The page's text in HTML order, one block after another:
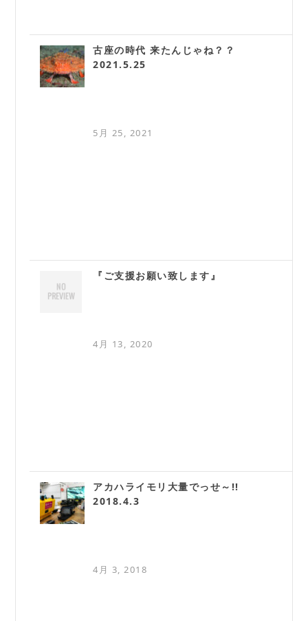
古座の時代 来たんじゃね？？
2021.5.25
5月 25, 2021
『ご支援お願い致します』
4月 13, 2020
アカハライモリ大量でっせ～!!
2018.4.3
4月 3, 2018